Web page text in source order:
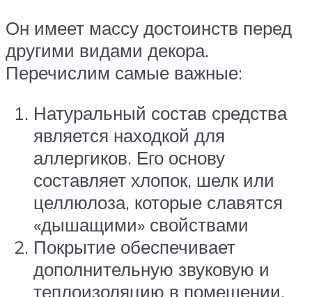
Он имеет массу достоинств перед
другими видами декора.
Перечислим самые важные:
Натуральный состав средства
является находкой для
аллергиков. Его основу
составляет хлопок, шелк или
целлюлоза, которые славятся
«дышащими» свойствами
Покрытие обеспечивает
дополнительную звуковую и
теплоизоляцию в помещении.